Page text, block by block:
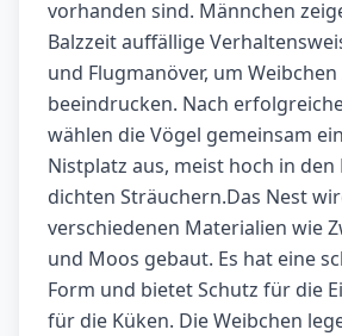
vorhanden sind. Männchen
Balzzeit auffällige
und Flugmanöver, um Weibchen
beeindrucken. Nach
wählen die Vögel gemeinsam
Nistplatz aus, meist hoch in
dichten Sträuchern.Das Nest
verschiedenen Materialien wie
und Moos gebaut. Es hat eine
Form und bietet Schutz für die
für die Küken. Die Weibchen